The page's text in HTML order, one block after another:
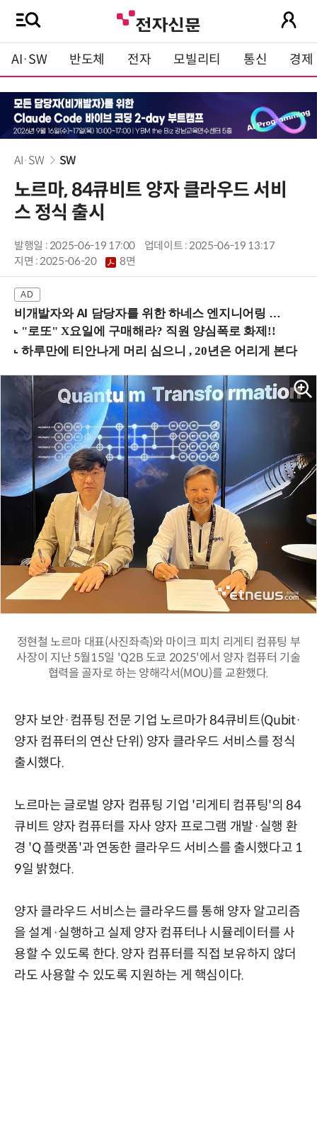
AI·SW 반도체 전자 모빌리티 통신 경제
AI·SW SW
노르마, 84큐비트 양자 클라우드 서비
스 정식 출시
발행일 : 2025-06-19 17:00
업데이트 : 2025-06-19 13:17
지면 :2025-06-20 8면
비개발자와 AI 담당자를 위한 하네스 엔지니어링 입문과정 (8/20 신논현역)
정현철 노르마 대표(사진좌측)와 마이크 피치 리게티 컴퓨팅 부
사장이 지난 5월15일 'Q2B 도쿄 2025'에서 양자 컴퓨터 기술
협력을 골자로 하는 양해각서(MOU)를 교환했다.
양자 보안·컴퓨팅 전문 기업 노르마가 84큐비트(Qubit·
양자 컴퓨터의 연산 단위) 양자 클라우드 서비스를 정식
출시했다.
노르마는 글로벌 양자 컴퓨팅 기업 '리게티 컴퓨팅'의 84
큐비트 양자 컴퓨터를 자사 양자 프로그램 개발·실행 환
경 'Q 플랫폼'과 연동한 클라우드 서비스를 출시했다고 1
9일 밝혔다.
양자 클라우드 서비스는 클라우드를 통해 양자 알고리즘
을 설계·실행하고 실제 양자 컴퓨터나 시뮬레이터를 사
용할 수 있도록 한다. 양자 컴퓨터를 직접 보유하지 않더
라도 사용할 수 있도록 지원하는 게 핵심이다.